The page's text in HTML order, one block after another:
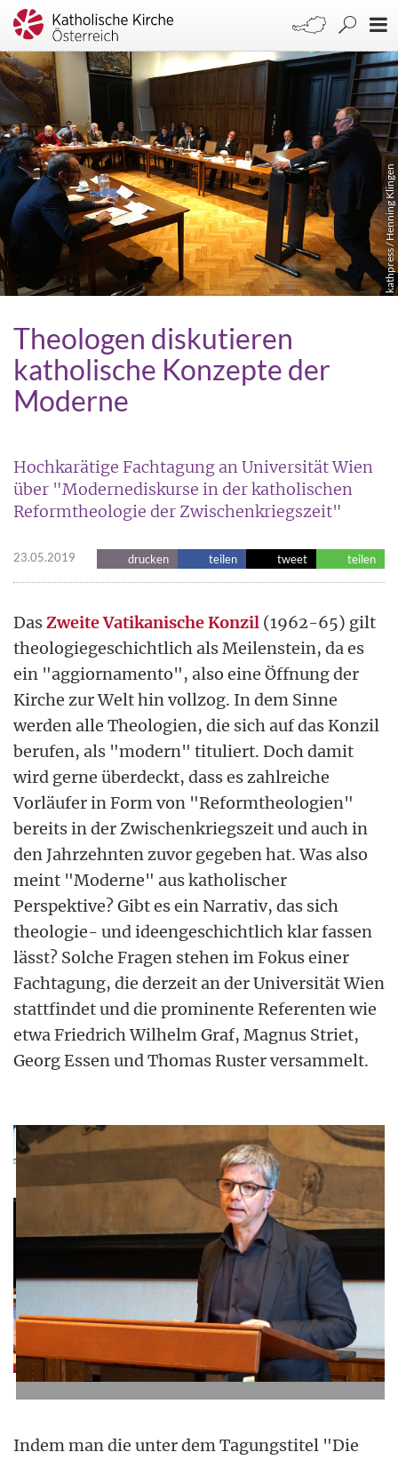
kathpress / Henning Klingen
Theologen diskutieren
katholische Konzepte der
Moderne
Hochkarätige Fachtagung an Universität Wien
über "Modernediskurse in der katholischen
Reformtheologie der Zwischenkriegszeit"
23.05.2019 drucken teilen tweet teilen
DasZweite Vatikanische Konzil (1962-65) gilt
theologiegeschichtlich als Meilenstein, da es
ein "aggiornamento", also eine Öffnung der
Kirche zur Welt hin vollzog. In dem Sinne
werden alle Theologien, die sich auf das Konzil
berufen, als "modern" tituliert. Doch damit
wird gerne überdeckt, dass es zahlreiche
Vorläufer in Form von "Reformtheologien"
bereits in der Zwischenkriegszeit und auch in
den Jahrzehnten zuvor gegeben hat. Was also
meint "Moderne" aus katholischer
Perspektive? Gibt es ein Narrativ, das sich
theologie- und ideengeschichtlich klar fassen
lässt? Solche Fragen stehen im Fokus einer
Fachtagung, die derzeit an der Universität Wien
stattfindet und die prominente Referenten wie
etwa Friedrich Wilhelm Graf, Magnus Striet,
Georg Essen und Thomas Ruster versammelt.
Indem man die unter dem Tagungstitel "Die